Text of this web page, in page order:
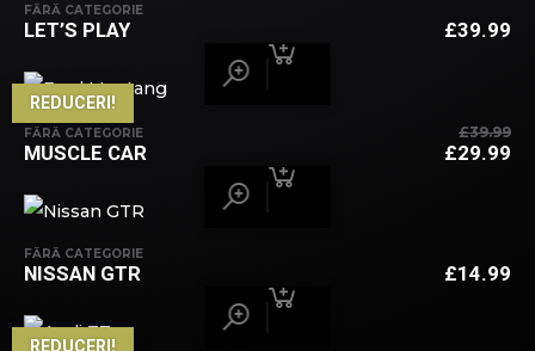
FĂRĂ CATEGORIE
LET’S PLAY £39.99
REDUCERI!
FĂRĂ CATEGORIE
MUSCLE CAR
£39.99
£29.99
FĂRĂ CATEGORIE
NISSAN GTR £14.99
REDUCERI!